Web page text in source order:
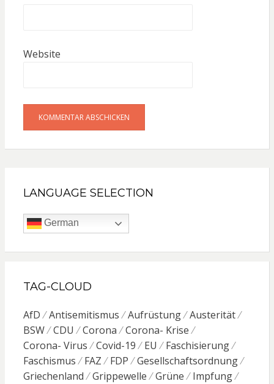
Website
LANGUAGE SELECTION
German
TAG-CLOUD
AfD Antisemitismus Aufrüstung
Austerität
BSW
CDU Corona
Corona- Krise
Corona- Virus
Covid-19 EU
Faschisierung
Faschismus
FAZ FDP
Gesellschaftsordnung
Griechenland
Grippewelle Grüne
Impfung